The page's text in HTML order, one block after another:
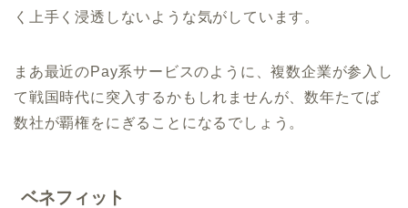
く上手く浸透しないような気がしています。
まあ最近のPay系サービスのように、複数企業が参入し
て戦国時代に突入するかもしれませんが、数年たてば
数社が覇権をにぎることになるでしょう。
ベネフィット